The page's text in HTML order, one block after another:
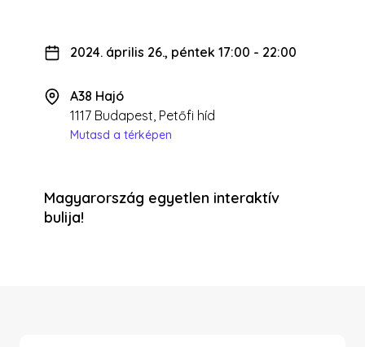
2024. április 26., péntek 17:00 - 22:00
A38 Hajó
1117 Budapest, Petőfi híd
Mutasd a térképen
Magyarország egyetlen interaktív
bulija!